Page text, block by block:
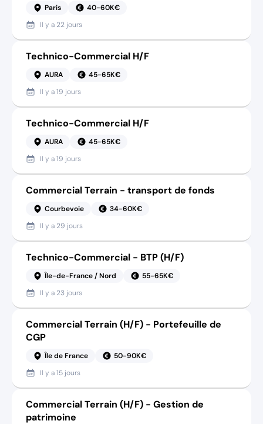
Paris
40-60K€
Il y a 22 jours
Technico-Commercial H/F
AURA
45-65K€
Il y a19 jours
Technico-Commercial H/F
AURA
45-65K€
Il y a19 jours
Commercial Terrain - transport de fonds
Courbevoie
34-60K€
Il y a 29 jours
Technico-Commercial - BTP (H/F)
Île-de-France / Nord
55-65K€
Il y a 23 jours
Commercial Terrain (H/F) - Portefeuille de
CGP
Île de France
50-90K€
Il y a15 jours
Commercial Terrain (H/F) - Gestion de
patrimoine